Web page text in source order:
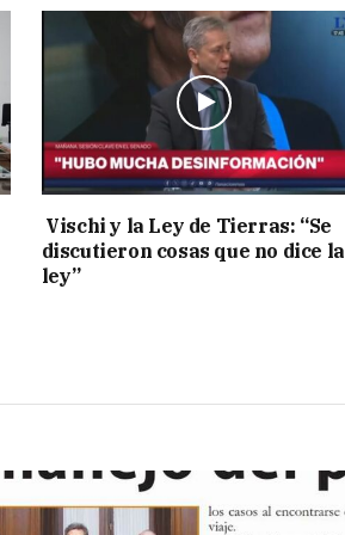
Vischi y la Ley de Tierras: “Se
discutieron cosas que no dice la
ley”